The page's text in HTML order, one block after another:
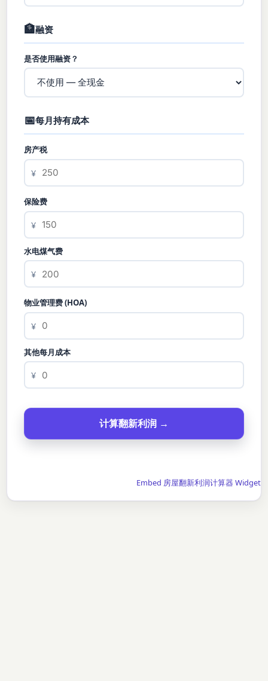
🏦融资
是否使用融资？
📅每月持有成本
房产税
¥
保险费
¥
水电煤气费
¥
物业管理费 (HOA)
¥
其他每月成本
¥
计算翻新利润 →
Embed 房屋翻新利润计算器 Widget